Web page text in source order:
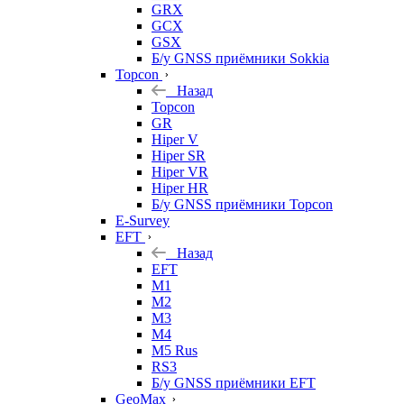
GRX
GCX
GSX
Б/у GNSS приёмники Sokkia
Topcon
Назад
Topcon
GR
Hiper V
Hiper SR
Hiper VR
Hiper HR
Б/у GNSS приёмники Topcon
E-Survey
EFT
Назад
EFT
M1
M2
M3
M4
M5 Rus
RS3
Б/у GNSS приёмники EFT
GeoMax